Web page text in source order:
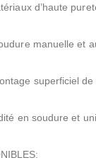
d’haute
manuelle et
superficiel de
en soudure et